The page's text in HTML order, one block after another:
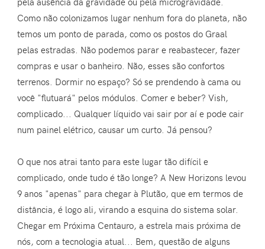
Como não colonizamos lugar nenhum fora do planeta, não
temos um ponto de parada, como os postos do Graal
pelas estradas. Não podemos parar e reabastecer, fazer
compras e usar o banheiro. Não, esses são confortos
terrenos. Dormir no espaço? Só se prendendo à cama ou
você "flutuará" pelos módulos. Comer e beber? Vish,
complicado... Qualquer líquido vai sair por aí e pode cair
num painel elétrico, causar um curto. Já pensou?
O que nos atrai tanto para este lugar tão difícil e
complicado, onde tudo é tão longe? A New Horizons levou
9 anos "apenas" para chegar à Plutão, que em termos de
distância, é logo ali, virando a esquina do sistema solar.
Chegar em Próxima Centauro, a estrela mais próxima de
nós, com a tecnologia atual... Bem, questão de alguns